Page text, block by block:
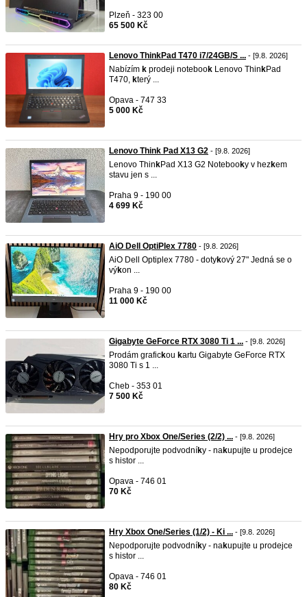
Plzeň - 323 00
65 500 Kč
Lenovo ThinkPad T470 i7/24GB/S ... - [9.8. 2026]
Nabízím k prodeji notebook Lenovo Thin kPad
T470, který ...
Opava - 747 33
5 000 Kč
Lenovo Think Pad X13 G2 - [9.8. 2026]
Lenovo Thin kPad X13 G2 Notebooky v hezkem
stavu jen s ...
Praha 9 - 190 00
4 699 Kč
AiO Dell OptiPlex 7780 - [9.8. 2026]
AiO Dell Optiplex 7780 - dotykový 27" Jedná se o
výkon ...
Praha 9 - 190 00
11 000 Kč
Gigabyte GeForce RTX 3080 Ti 1 ... - [9.8. 2026]
Prodám grafickou kartu Gigabyte GeForce RTX
3080 Ti s 1 ...
Cheb - 353 01
7 500 Kč
Hry pro Xbox One/Series (2/2) ... - [9.8. 2026]
Nepodporujte podvodníky - nakupujte u prodejce
s histor ...
Opava - 746 01
70 Kč
Hry Xbox One/Series (1/2) - Ki ... - [9.8. 2026]
Nepodporujte podvodníky - nakupujte u prodejce
s histor ...
Opava - 746 01
80 Kč